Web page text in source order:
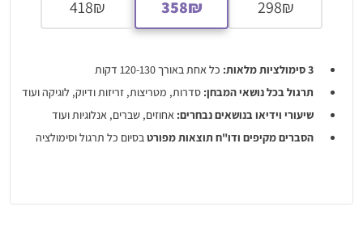
3 סימולציות מלאות: כל אחת באורך 120-130 דקות
תרגול בכל נושאי המבחן: סדרות, מטריצות, זריזות ודיוק, לוגיקה ועוד
שיעורי וידיאו בנושאים נבחרים: אחוזים, שברים, אנלוגיות ועוד
הסברים מקיפים ודו"ח תוצאות מפורטבסיום כל תרגול וסימולציה